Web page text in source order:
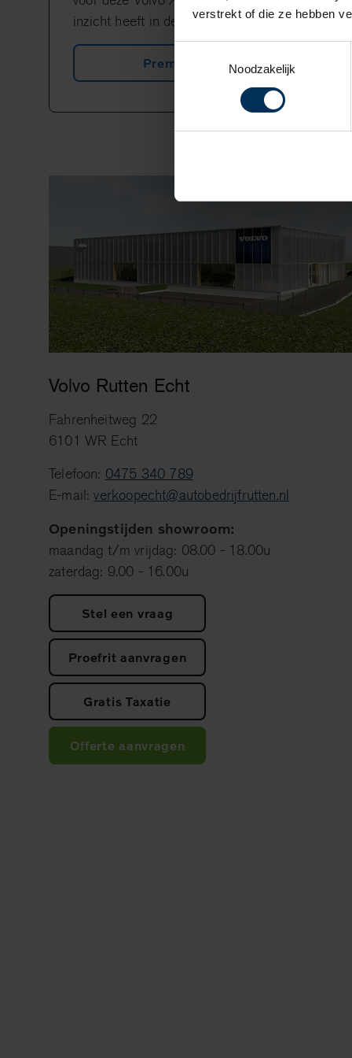
verstrekt of die ze hebben
Toestemmingsselectie
Noodzakelijk
inzicht heeft in de maandelijkse kosten.
Premie berekenen
Volvo Rutten Echt
Fahrenheitweg 22
6101 WR Echt
Telefoon: 0475 340 789
E-mail:verkoopecht@autobedrijfrutten.nl
Openingstijden showroom:
maandag t/m vrijdag: 08.00 - 18.00u
zaterdag: 9.00 - 16.00u
Stel een vraag
Proefrit aanvragen
Gratis Taxatie
Offerte aanvragen